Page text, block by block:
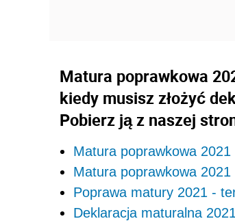
Matura poprawkowa
kiedy musisz złożyć
Pobierz ją z naszej
Matura poprawkowa
Matura poprawkowa
Poprawa matury 2021 -
Deklaracja maturalna